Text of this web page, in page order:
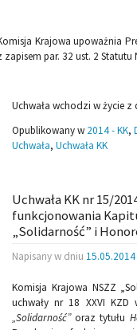
Krajowa upoważnia
zapisem par. 32 ust. 2 Statutu
Uchwała wchodzi w życie z
Opublikowany w 2014 - KK,
Uchwała, Uchwała KK
Uchwała KK nr 15/
funkcjonowania
„Solidarność” i
Napisany w dniu 15.05.2014
Komisja Krajowa NSZZ
uchwały nr 18 XXVI KZD
„Solidarność”oraz tytułu